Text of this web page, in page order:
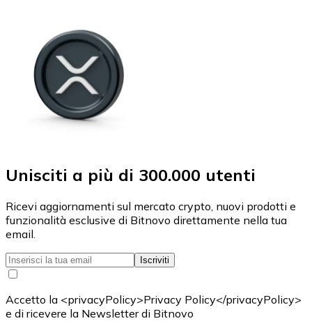
Unisciti a più di 300.000 utenti
Ricevi aggiornamenti sul mercato crypto, nuovi prodotti e
funzionalità esclusive di Bitnovo direttamente nella tua
email.
Iscriviti
Accetto la <privacyPolicy>Privacy Policy</privacyPolicy>
e di ricevere la Newsletter di Bitnovo